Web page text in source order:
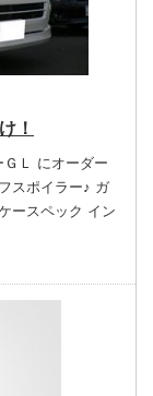
！
Ｌ にオーダー
スポイラー♪ ガ
ースペック イン